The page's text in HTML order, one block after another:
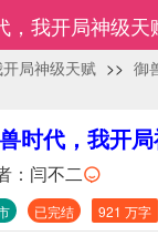
，我开局神级天
局神级天赋 >> 御
时代，我开
： 闫不二
已完结 921 万字